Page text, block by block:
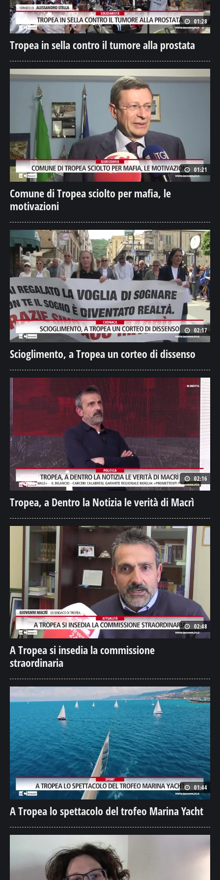
01:28
Tropea in sella contro il tumore alla prostata
01:21
Comune di Tropea sciolto per mafia, le
motivazioni
02:17
Scioglimento, a Tropea un corteo di dissenso
02:16
Tropea, a Dentro la Notizia le verità di Macrì
02:48
A Tropea si insedia la commissione
straordinaria
01:44
A Tropea lo spettacolo del trofeo Marina Yacht